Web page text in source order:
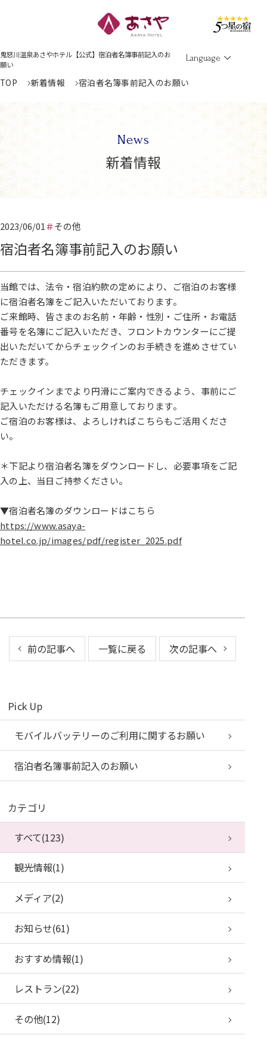
鬼怒川温泉あさやホテル【公式】宿泊者名簿事前記入のお
願い
Language
TOP 新着情報 宿泊者名簿事前記入のお願い
News
新着情報
2023/06/01 その他
宿泊者名簿事前記入のお願い
当館では、法令・宿泊約款の定めにより、ご宿泊のお客様
に宿泊者名簿をご記入いただいております。
ご来館時、皆さまのお名前・年齢・性別・ご住所・お電話
番号を名簿にご記入いただき、フロントカウンターにご提
出いただいてからチェックインのお手続きを進めさせてい
ただきます。
チェックインまでより円滑にご案内できるよう、事前にご
記入いただける名簿もご用意しております。
ご宿泊のお客様は、よろしければこちらもご活用くださ
い。
＊下記より宿泊者名簿をダウンロードし、必要事項をご記
入の上、当日ご持参ください。
▼宿泊者名簿のダウンロードはこちら
https://www.asaya-
hotel.co.jp/images/pdf/register_2025.pdf
前の記事へ 一覧に戻る 次の記事へ
Pick Up
モバイルバッテリーのご利用に関するお願い
宿泊者名簿事前記入のお願い
カテゴリ
すべて(123)
観光情報(1)
メディア(2)
お知らせ(61)
おすすめ情報(1)
レストラン(22)
その他(12)